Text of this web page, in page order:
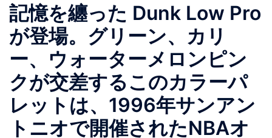
ー
記憶を纏った Dunk Low Pro
が登場。グリーン、カリ
ー、ウォーターメロンピン
クが交差するこのカラーパ
レットは、1996年サンアン
トニオで開催されたNBAオ